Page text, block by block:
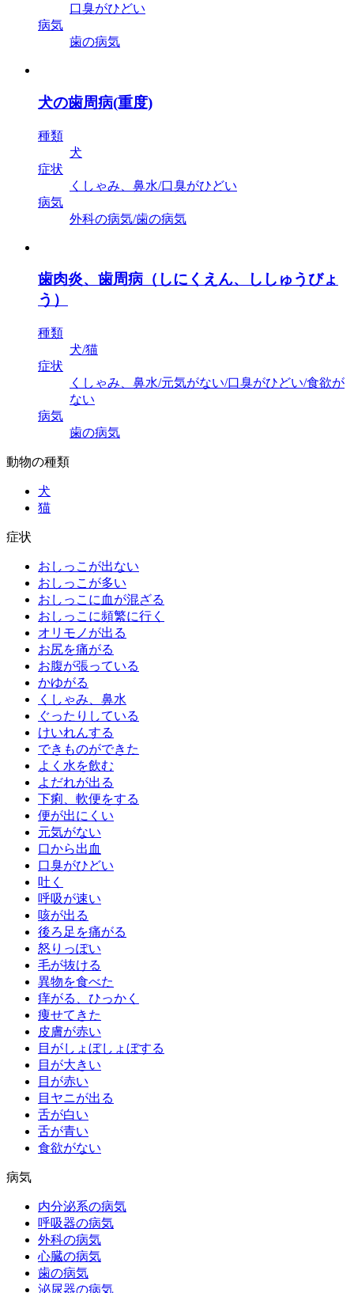
口臭がひどい
病気
歯の病気
犬の歯周病(重度)
種類
犬
症状
くしゃみ、鼻水/口臭がひどい
病気
外科の病気/歯の病気
歯肉炎、歯周病（しにくえん、ししゅうびょ
う）
種類
犬/猫
症状
くしゃみ、鼻水/元気がない/口臭がひどい/食欲が
ない
病気
歯の病気
動物の種類
犬
猫
症状
おしっこが出ない
おしっこが多い
おしっこに血が混ざる
おしっこに頻繁に行く
オリモノが出る
お尻を痛がる
お腹が張っている
かゆがる
くしゃみ、鼻水
ぐったりしている
けいれんする
できものができた
よく水を飲む
よだれが出る
下痢、軟便をする
便が出にくい
元気がない
口から出血
口臭がひどい
吐く
呼吸が速い
咳が出る
後ろ足を痛がる
怒りっぽい
毛が抜ける
異物を食べた
痒がる、ひっかく
痩せてきた
皮膚が赤い
目がしょぼしょぼする
目が大きい
目が赤い
目ヤニが出る
舌が白い
舌が青い
食欲がない
病気
内分泌系の病気
呼吸器の病気
外科の病気
心臓の病気
歯の病気
泌尿器の病気